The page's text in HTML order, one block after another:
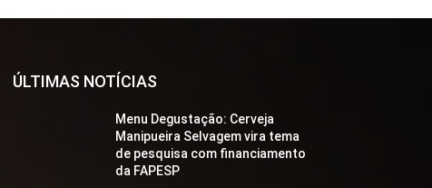
ÚLTIMAS NOTÍCIAS
Menu Degustação: Cerveja
Manipueira Selvagem vira tema
de pesquisa com financiamento
da FAPESP